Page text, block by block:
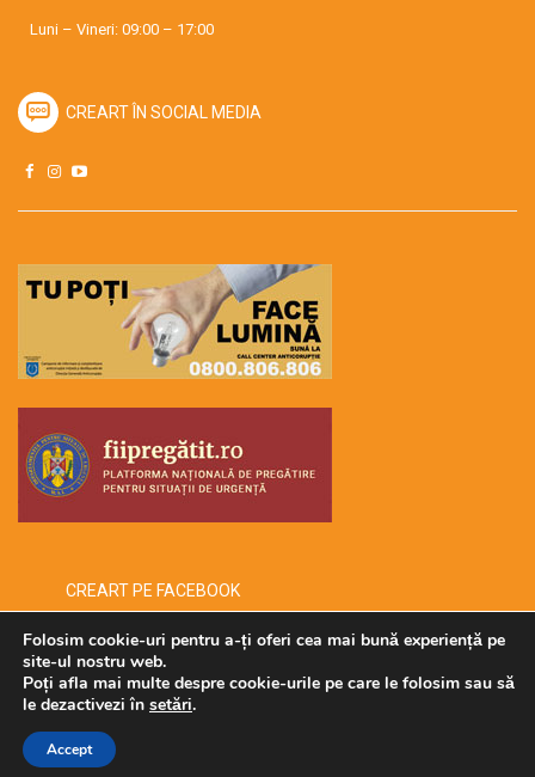
Luni – Vineri: 09:00 – 17:00
CREART ÎN SOCIAL MEDIA
CREART PE FACEBOOK
Copyright © 2026 -creart-
Folosim cookie-uri pentru a-ți oferi cea mai bună experiență pe
site-ul nostru web.
Poți afla mai multe despre cookie-urile pe care le folosim sau să
le dezactivezi în setări.
Accept